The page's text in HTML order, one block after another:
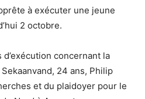
à exécuter une jeune
2 octobre.
concernant la
24 ans, Philip
et du plaidoyer pour le